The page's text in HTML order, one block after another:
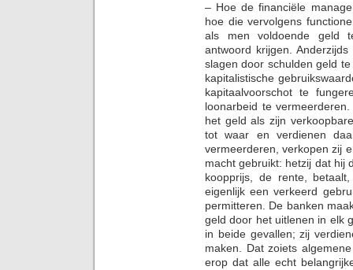
– Hoe de financiële
hoe die vervolgens
als men voldoende geld
antwoord krijgen.
slagen door schulden geld
kapitalistische
kapitaalvoorschot te
loonarbeid te
het geld als zijn
tot waar en verdienen
vermeerderen, verkopen zij
macht gebruikt: hetzij dat hij
koopprijs, de rente,
eigenlijk een verkeerd
permitteren. De banken
geld door het uitlenen in elk
in beide gevallen; zij
maken. Dat zoiets
erop dat alle echt